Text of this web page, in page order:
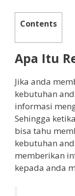
Contents
Apa Itu
Jika anda
kebutuhan
informasi
Sehingga
bisa tahu
kebutuhan
memberikan
kepada anda